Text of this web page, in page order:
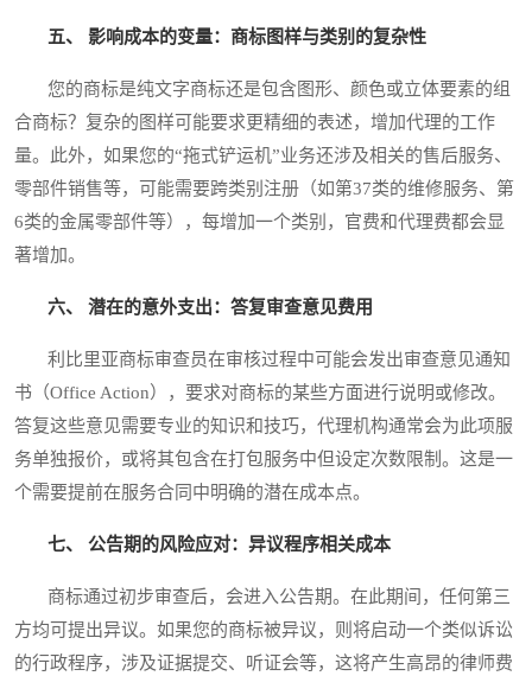
五、 影响成本的变量：商标图样与类别的复杂性
您的商标是纯文字商标还是包含图形、颜色或立体要素的组
合商标？复杂的图样可能要求更精细的表述，增加代理的工作
量。此外，如果您的“拖式铲运机”业务还涉及相关的售后服务、
零部件销售等，可能需要跨类别注册（如第37类的维修服务、第
6类的金属零部件等），每增加一个类别，官费和代理费都会显
著增加。
六、 潜在的意外支出：答复审查意见费用
利比里亚商标审查员在审核过程中可能会发出审查意见通知
书（Office Action），要求对商标的某些方面进行说明或修改。
答复这些意见需要专业的知识和技巧，代理机构通常会为此项服
务单独报价，或将其包含在打包服务中但设定次数限制。这是一
个需要提前在服务合同中明确的潜在成本点。
七、 公告期的风险应对：异议程序相关成本
商标通过初步审查后，会进入公告期。在此期间，任何第三
方均可提出异议。如果您的商标被异议，则将启动一个类似诉讼
的行政程序，涉及证据提交、听证会等，这将产生高昂的律师费